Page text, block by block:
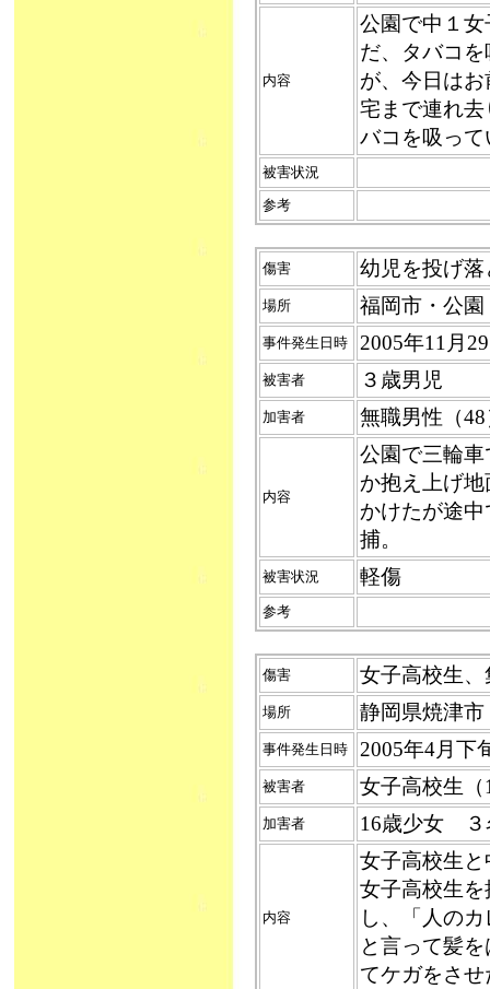
内容
公園で中１
だ、タバコ
が、今日は
宅まで連れ
バコを吸っ
被害状況
参考
傷害 幼児を投げ落
場所 福岡市・公園
事件発生日時 2005年11月
被害者 ３歳男児
加害者 無職男性（
内容
公園で三輪
か抱え上げ
かけたが途
捕。
被害状況 軽傷
参考
傷害 女子高校生、
場所 静岡県焼津市
事件発生日時 2005年4月
被害者 女子高校生（
加害者 16歳少女 ３
内容
女子高校生
女子高校生
し、「人の
と言って髪
てケガをさせ